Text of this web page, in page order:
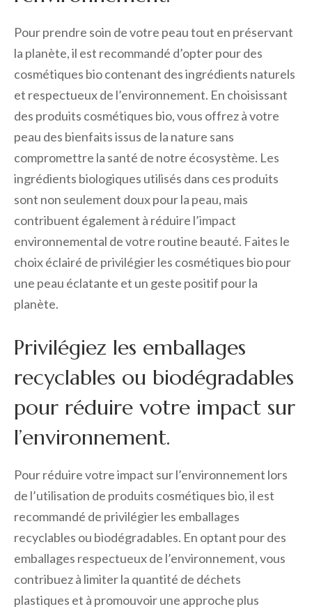
Pour prendre soin de votre peau tout en préservant
la planète, il est recommandé d’opter pour des
cosmétiques bio contenant des ingrédients naturels
et respectueux de l’environnement. En choisissant
des produits cosmétiques bio, vous offrez à votre
peau des bienfaits issus de la nature sans
compromettre la santé de notre écosystème. Les
ingrédients biologiques utilisés dans ces produits
sont non seulement doux pour la peau, mais
contribuent également à réduire l’impact
environnemental de votre routine beauté. Faites le
choix éclairé de privilégier les cosmétiques bio pour
une peau éclatante et un geste positif pour la
planète.
Privilégiez les emballages
recyclables ou biodégradables
pour réduire votre impact sur
l’environnement.
Pour réduire votre impact sur l’environnement lors
de l’utilisation de produits cosmétiques bio, il est
recommandé de privilégier les emballages
recyclables ou biodégradables. En optant pour des
emballages respectueux de l’environnement, vous
contribuez à limiter la quantité de déchets
plastiques et à promouvoir une approche plus